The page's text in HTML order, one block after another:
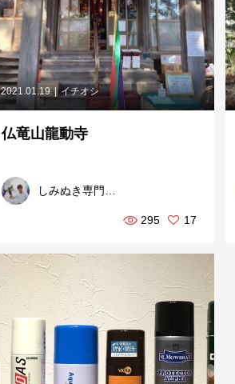
2021.01.19 イチオシ
仏竜山龍動寺
しみぬき専門スターフィールド
295 17